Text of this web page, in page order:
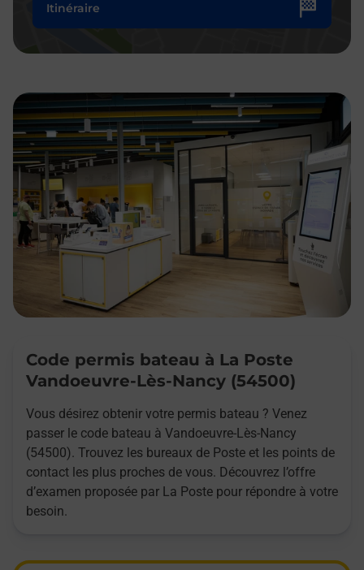
Itinéraire
Code permis bateau à La Poste
Vandoeuvre-Lès-Nancy (54500)
Vous désirez obtenir votre permis bateau ? Venez
passer le code bateau à Vandoeuvre-Lès-Nancy
(54500). Trouvez les bureaux de Poste et les points de
contact les plus proches de vous. Découvrez l’offre
d’examen proposée par La Poste pour répondre à votre
besoin.